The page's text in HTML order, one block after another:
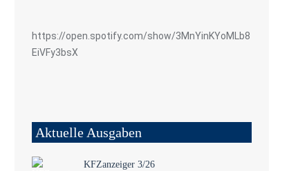
https://open.spotify.com/show/3MnYinKYoMLb8
EiVFy3bsX
Aktuelle Ausgaben
KFZanzeiger 3/26